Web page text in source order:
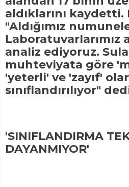
aldıklarını kaydetti.
"Aldığımız
Laboratuvarlarımız
analiz ediyoruz.
muhteviyata göre
'yeterli' ve 'zayıf'
sınıflandırılıyor"
'SINIFLANDIRMA
DAYANMIYOR'